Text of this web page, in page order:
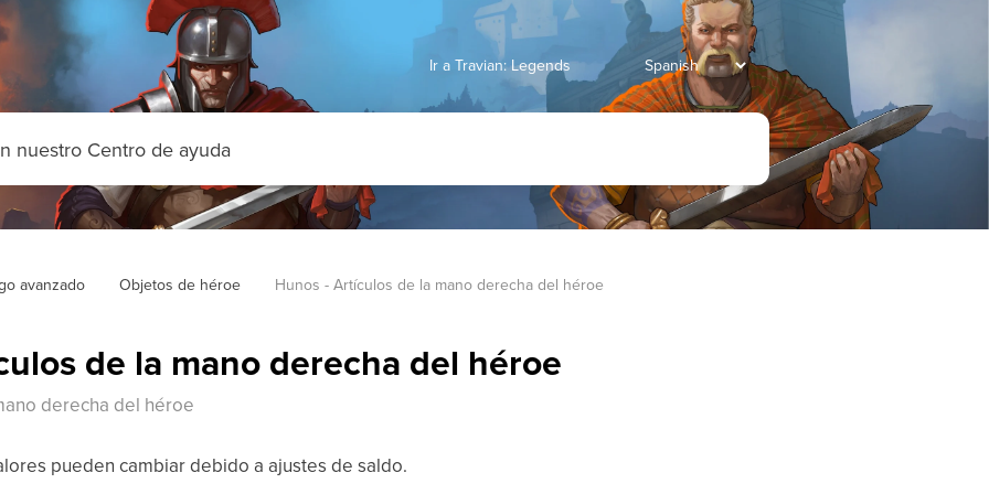
Ir a Travian: Legends
avanzado Objetos de héroe Hunos - Artículos de la mano derecha del héroe
de la mano derecha del héroe
derecha del héroe
pueden cambiar debido a ajustes de saldo.